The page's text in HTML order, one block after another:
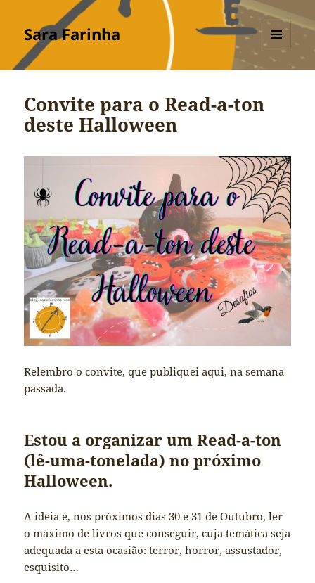
Sara Farinha
MENU
Convite para o Read-a-ton
deste Halloween
Relembro o convite, que publiquei aqui, na semana
passada.
Estou a organizar um Read-a-ton
(lê-uma-tonelada) no próximo
Halloween.
A ideia é, nos próximos dias 30 e 31 de Outubro, ler
o máximo de livros que conseguir, cuja temática seja
adequada a esta ocasião: terror, horror, assustador,
esquisito…